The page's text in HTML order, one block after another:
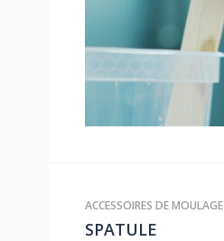
ACCESSOIRES DE MOULAGE
SPATULE